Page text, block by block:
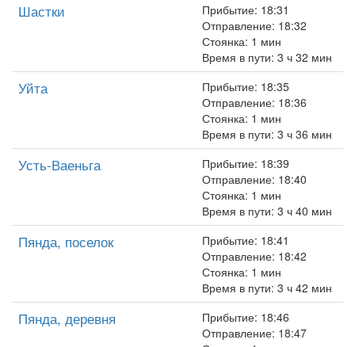
Шастки
Прибытие: 18:31
Отправление: 18:32
Стоянка: 1 мин
Время в пути: 3 ч 32 мин
Уйта
Прибытие: 18:35
Отправление: 18:36
Стоянка: 1 мин
Время в пути: 3 ч 36 мин
Усть-Ваеньга
Прибытие: 18:39
Отправление: 18:40
Стоянка: 1 мин
Время в пути: 3 ч 40 мин
Пянда, поселок
Прибытие: 18:41
Отправление: 18:42
Стоянка: 1 мин
Время в пути: 3 ч 42 мин
Пянда, деревня
Прибытие: 18:46
Отправление: 18:47